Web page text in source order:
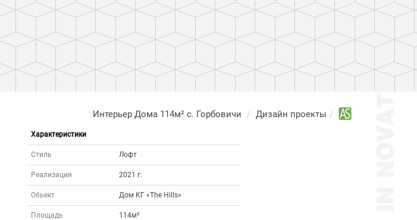
Дизайн проекты
Интерьер Дома 114м² с. Горбовичи
Характеристики
Стиль Лофт
Реализация 2021 г.
Обьект Дом КГ «The Hills»
Площадь 114м²